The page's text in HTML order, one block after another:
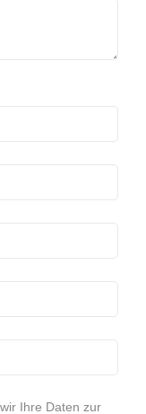
Ihre Daten zur